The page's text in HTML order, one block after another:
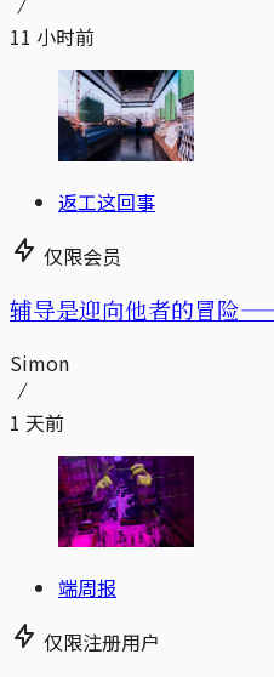
11 小时前
返工这回事
仅限会员
辅导是迎向他者的冒险
Simon
1 天前
端周报
仅限注册用户